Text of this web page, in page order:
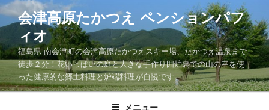
コ
ン
ツ
へ
ス
会津高原たかつえ ペンションパフ
ィオ
福島県 南会津町の会津高原たかつえスキー場、たかつえ温泉まで
徒歩２分！花いっぱいの庭と大きな手作り囲炉裏での山の幸を使
った健康的な郷土料理と炉端料理が自慢です。
メニュー